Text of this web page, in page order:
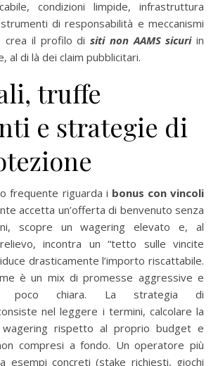
condizioni limpide, infrastruttura
di responsabilità e meccanismi
crea il profilo disiti non AAMS sicuriin
al di là dei claim pubblicitari.
truffe
e strategie di
frequente riguarda i bonus con vincoli
accetta un’offerta di benvenuto senza
scopre un wagering elevato e, al
incontra un “tetto sulle vincite
drasticamente l’importo riscattabile.
è un mix di promesse aggressive e
poco chiara. La strategia di
nel leggere i termini, calcolare la
wagering rispetto al proprio budget e
compresi a fondo. Un operatore più
esempi concreti (stake richiesti, giochi